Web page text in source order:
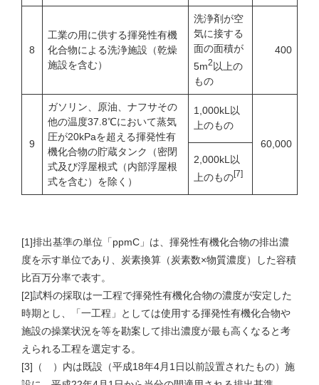
8
工業の用に供する揮発性有機
化合物による洗浄施設（乾燥
施設を含む）
洗浄剤が空
気に接する
面の面積が
5m2 以上の
もの
400
9
ガソリン、原油、ナフサその
他の温度37.8℃において蒸気
圧が20kPaを超える揮発性有
機化合物の貯蔵タンク（密閉
式及び浮屋根式（内部浮屋根
式を含む）を除く）
1,000kL以
上のもの
60,000
2,000kL以
上のもの[7]
[1]排出基準の単位「ppmC」は、揮発性有機化合物の排出濃
度を示す単位であり、炭素換算（炭素数×物質濃度）した容積
比百万分率で表す。
[2]試料の採取は一工程で揮発性有機化合物の濃度が安定した
時期とし、「一工程」としては使用する揮発性有機化合物や
施設の操業状況を等を勘案して排出濃度が最も高くなると考
えられる工程を選定する。
[3]（ ）内は既設（平成18年4月1日以前設置されたもの）施